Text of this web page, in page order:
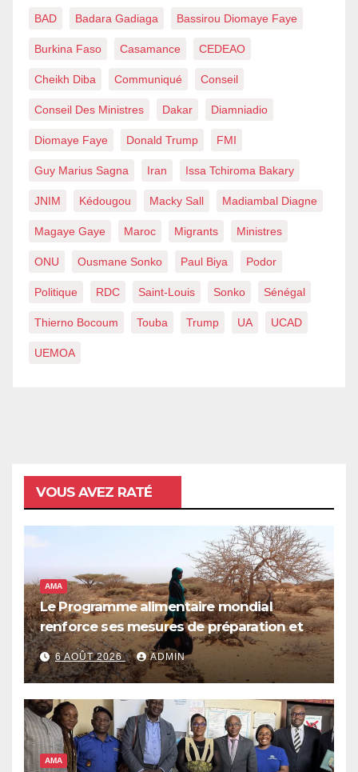
BAD Badara Gadiaga Bassirou Diomaye Faye
Burkina Faso Casamance CEDEAO
Cheikh Diba Communiqué Conseil
Conseil Des Ministres Dakar Diamniadio
Diomaye Faye Donald Trump FMI
Guy Marius Sagna Iran Issa Tchiroma Bakary
JNIM Kédougou Macky Sall Madiambal Diagne
Magaye Gaye Maroc Migrants Ministres
ONU Ousmane Sonko Paul Biya Podor
Politique RDC Saint-Louis Sonko Sénégal
Thierno Bocoum Touba Trump UA UCAD
UEMOA
VOUS AVEZ RATÉ
AMA
Le Programme alimentaire mondial
renforce ses mesures de préparation et
de réponse face à la menace d’El Niño,
qui pourrait plonger des dizaines de
millions de personnes dans l’insécurité
alimentaire aiguë
6 AOÛT 2026 ADMIN
AMA